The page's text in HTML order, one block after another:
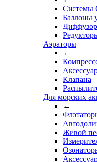
Системы
Баллоны
Аэраторы
←
Клапана
Для морских
←
Живой